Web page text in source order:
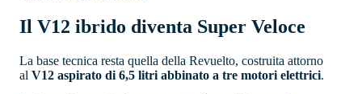
Il V12 ibrido diventa Super Veloce
La base tecnica resta quella della Revuelto, costruita attorno
al V12 aspirato di 6,5 litri abbinato a tre motori elettrici.